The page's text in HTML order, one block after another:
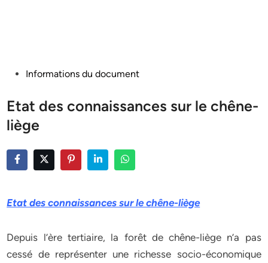
PostedInformations du document
Etat des connaissances sur le chêne-
liège
Etat des connaissances sur le chêne-liège
Depuis l’ère tertiaire, la forêt de chêne-liège n’a pas
cessé de représenter une richesse socio-économique